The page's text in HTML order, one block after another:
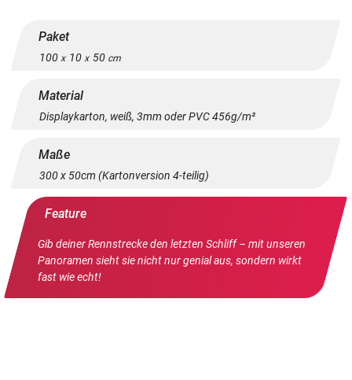
Paket
100 x 10 x 50 cm
Material
Displaykarton, weiß, 3mm oder PVC 456g/m²
Maße
300 x 50cm (Kartonversion 4-teilig)
Feature
Gib deiner Rennstrecke den letzten Schliff – mit unseren
Panoramen sieht sie nicht nur genial aus, sondern wirkt
fast wie echt!